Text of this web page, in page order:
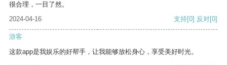
很合理，一目了然。
2024-04-16
支持[0] 反对[0]
游客
这款app是我娱乐的好帮手，让我能够放松身心，享受美好时光。